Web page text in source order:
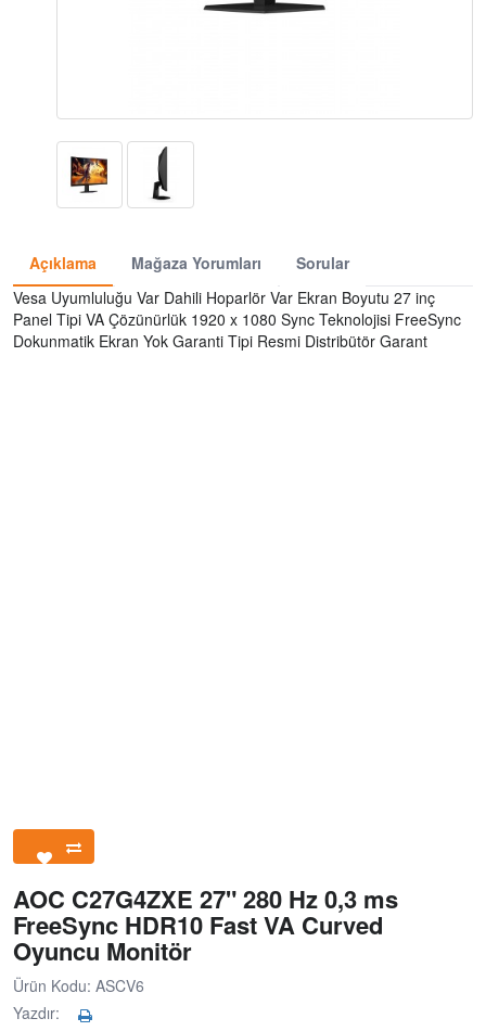
Açıklama Mağaza Yorumları
Sorular
Vesa Uyumluluğu Var Dahili Hoparlör Var Ekran Boyutu 27 inç
Panel Tipi VA Çözünürlük 1920 x 1080 Sync Teknolojisi FreeSync
Dokunmatik Ekran Yok Garanti Tipi Resmi Distribütör Garant
AOC C27G4ZXE 27" 280 Hz 0,3 ms
FreeSync HDR10 Fast VA Curved
Oyuncu Monitör
Ürün Kodu: ASCV6
Yazdır: